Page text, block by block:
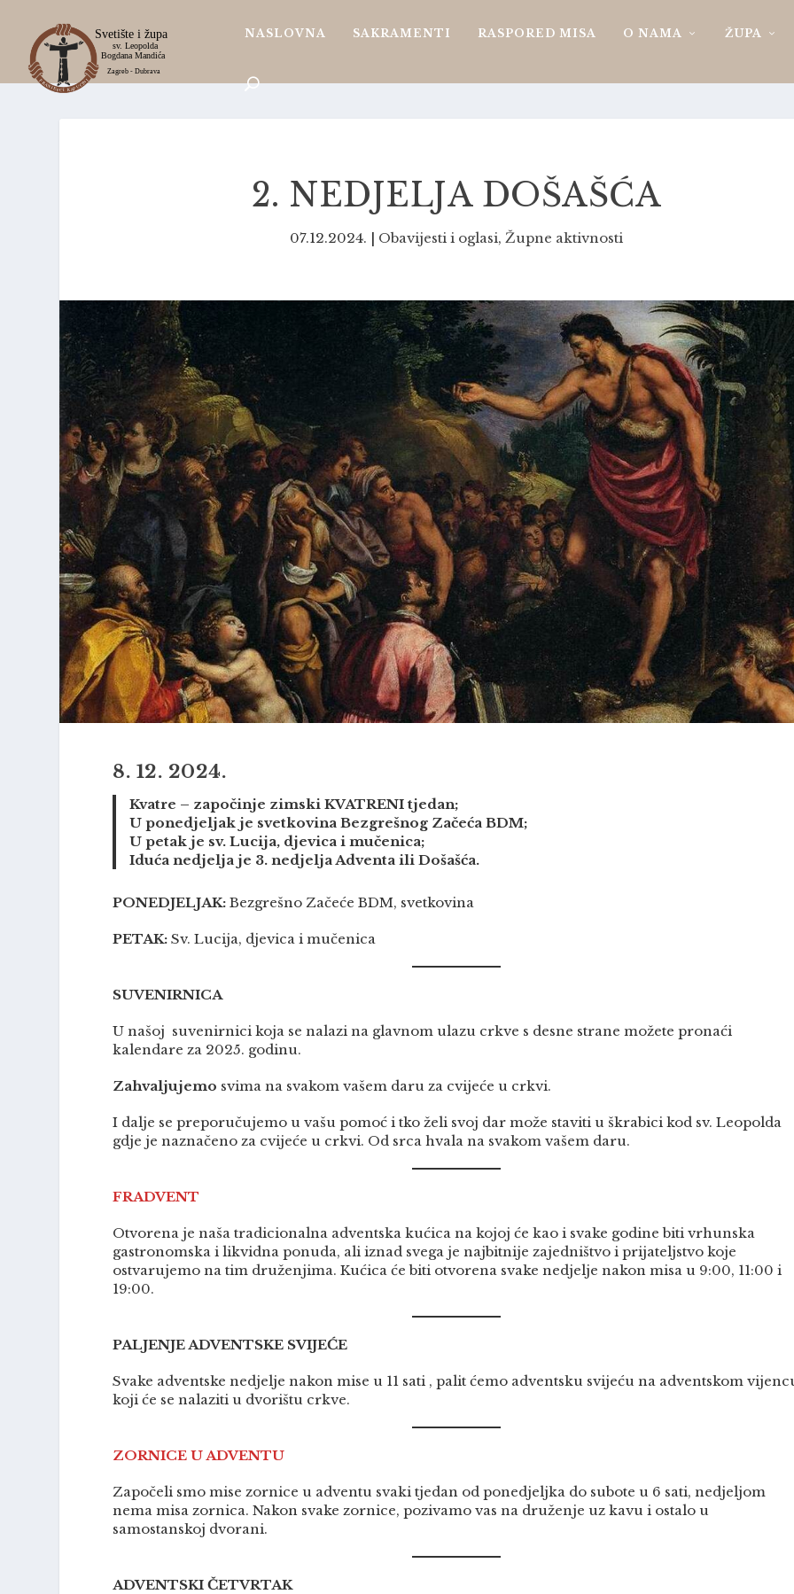
NASLOVNA SAKRAMENTI RASPORED MISA O NAMA ŽUPA
2. NEDJELJA DOŠAŠĆA
07.12.2024. | Obavijesti i oglasi, Župne aktivnosti
8. 12. 2024.
Kvatre – započinje zimski KVATRENI tjedan;
U ponedjeljak je svetkovina Bezgrešnog Začeća BDM;
U petak je sv. Lucija, djevica i mučenica;
Iduća nedjelja je 3. nedjelja Adventa ili Došašća.
PONEDJELJAK:Bezgrešno Začeće BDM, svetkovina
PETAK: Sv. Lucija, djevica i mučenica
SUVENIRNICA
U našoj suvenirnici koja se nalazi na glavnom ulazu crkve s desne strane možete pronaći
kalendare za 2025. godinu.
Zahvaljujemo svima na svakom vašem daru za cvijeće u crkvi.
I dalje se preporučujemo u vašu pomoć i tko želi svoj dar može staviti u škrabici kod sv. Leopolda
gdje je naznačeno za cvijeće u crkvi. Od srca hvala na svakom vašem daru.
FRADVENT
Otvorena je naša tradicionalna adventska kućica na kojoj će kao i svake godine biti vrhunska
gastronomska i likvidna ponuda, ali iznad svega je najbitnije zajedništvo i prijateljstvo koje
ostvarujemo na tim druženjima. Kućica će biti otvorena svake nedjelje nakon misa u 9:00, 11:00 i
19:00.
PALJENJE ADVENTSKE SVIJEĆE
Svake adventske nedjelje nakon mise u 11 sati , palit ćemo adventsku svijeću na adventskom
koji će se nalaziti u dvorištu crkve.
ZORNICE U ADVENTU
Započeli smo mise zornice u adventu svaki tjedan od ponedjeljka do subote u 6 sati, nedjeljom
nema misa zornica. Nakon svake zornice, pozivamo vas na druženje uz kavu i ostalo u
samostanskoj dvorani.
ADVENTSKI ČETVRTAK